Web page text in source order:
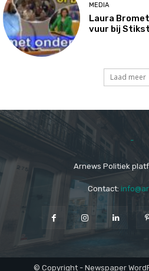
MEDIA
Laura
vuur bij
Laad meer
-
Arnews Politiek
Contact:
© Copyright - Newspaper